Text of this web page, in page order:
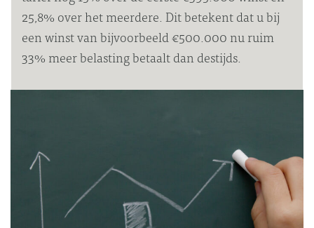
25,8% over het meerdere. Dit betekent dat u bij
een winst van bijvoorbeeld €500.000 nu ruim
33% meer belasting betaalt dan destijds.